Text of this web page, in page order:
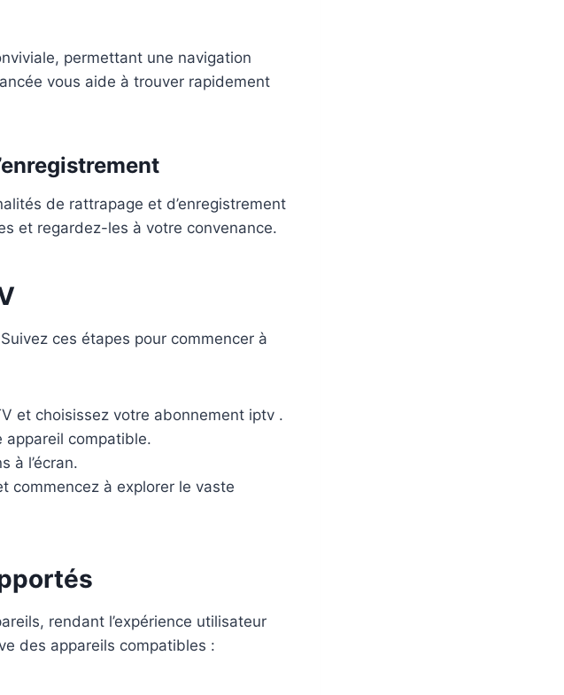
permettant une navigation
vous aide à trouver rapidement
de rattrapage et d’enregistrement
et regardez-les à votre convenance.
ces étapes pour commencer à
et choisissez votre abonnement iptv .
appareil compatible.
à l’écran.
commencez à explorer le vaste
rendant l’expérience utilisateur
des appareils compatibles :